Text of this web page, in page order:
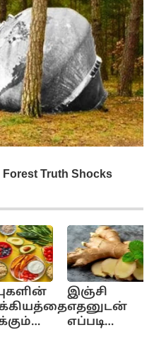
இஞ்சி
எதனுடன்
எப்படி